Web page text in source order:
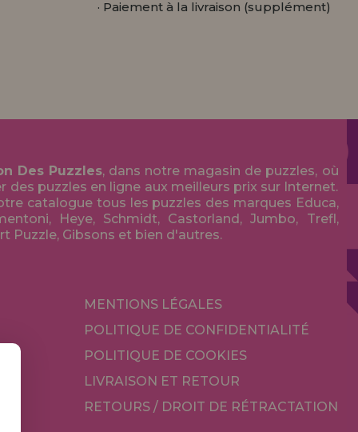
· Paiement à la livraison (supplément)
Des Puzzles, dans notre magasin de puzzles, où
des puzzles en ligne aux meilleurs prix sur Internet.
catalogue tous les puzzles des marques Educa,
Heye, Schmidt, Castorland, Jumbo, Trefl,
Puzzle, Gibsons et bien d'autres.
MENTIONS LÉGALES
POLITIQUE DE CONFIDENTIALITÉ
POLITIQUE DE COOKIES
LIVRAISON ET RETOUR
RETOURS / DROIT DE RÉTRACTATION